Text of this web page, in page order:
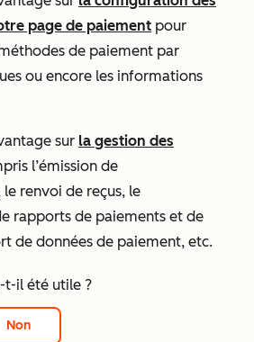
page de paiement pour
de paiement par
ou encore les informations
sur la gestion des
l’émission de
renvoi de reçus, le
rapports de paiements et de
de données de paiement, etc.
t-il été utile ?
Non